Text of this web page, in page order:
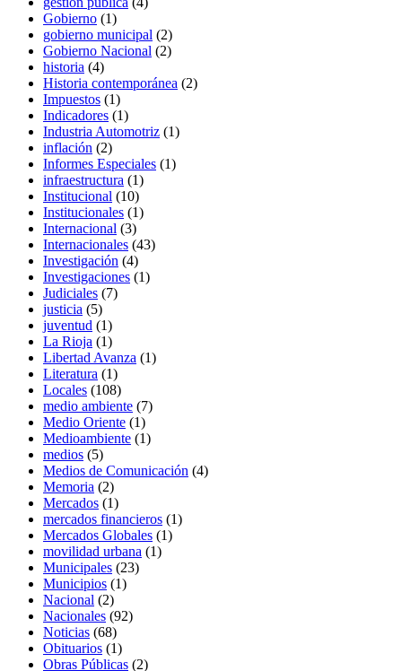
Gobierno (1)
gobierno municipal (2)
Gobierno Nacional (2)
historia (4)
Historia contemporánea (2)
Impuestos (1)
Indicadores (1)
Industria Automotriz (1)
inflación (2)
Informes Especiales (1)
infraestructura (1)
Institucional (10)
Institucionales (1)
Internacional (3)
Internacionales (43)
Investigación (4)
Investigaciones (1)
Judiciales (7)
justicia (5)
juventud (1)
La Rioja (1)
Libertad Avanza (1)
Literatura (1)
Locales (108)
medio ambiente (7)
Medio Oriente (1)
Medioambiente (1)
medios (5)
Medios de Comunicación (4)
Memoria (2)
Mercados (1)
mercados financieros (1)
Mercados Globales (1)
movilidad urbana (1)
Municipales (23)
Municipios (1)
Nacional (2)
Nacionales (92)
Noticias (68)
Obituarios (1)
Obras Públicas (2)